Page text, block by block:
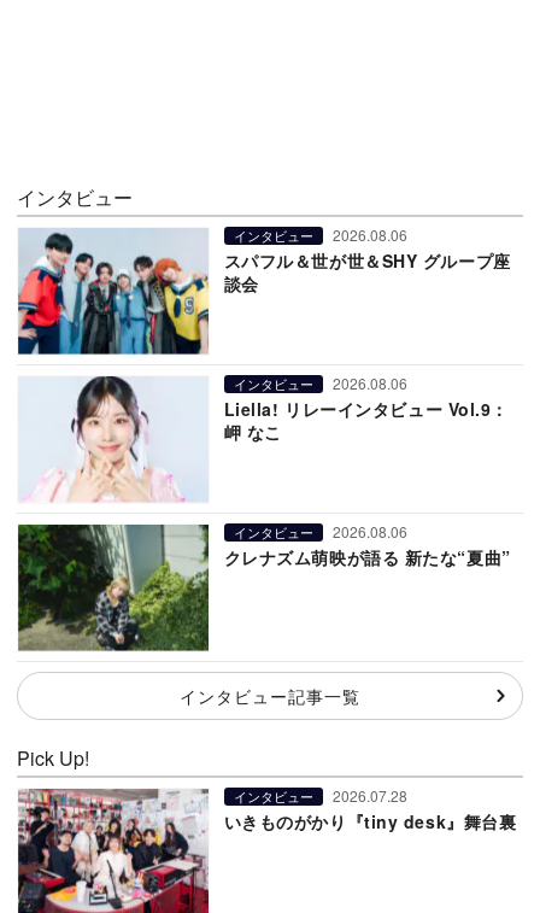
インタビュー
インタビュー 2026.08.06
スパフル＆世が世＆SHY グループ座
談会
インタビュー 2026.08.06
Liella! リレーインタビュー Vol.9：
岬 なこ
インタビュー 2026.08.06
クレナズム萌映が語る 新たな“夏曲”
インタビュー記事一覧
Pick Up!
インタビュー 2026.07.28
いきものがかり『tiny desk』舞台裏